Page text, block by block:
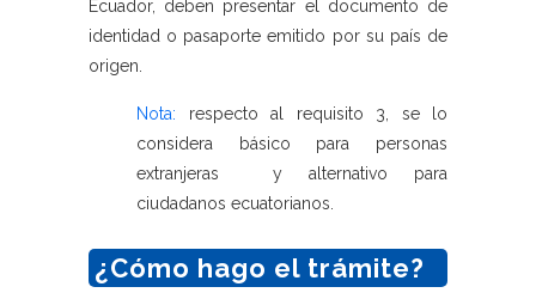
Ecuador, deben presentar el documento de
identidad o pasaporte emitido por su país de
origen.
Nota: respecto al requisito 3, se lo
considera básico para personas
extranjeras y alternativo para
ciudadanos ecuatorianos.
¿Cómo hago el trámite?